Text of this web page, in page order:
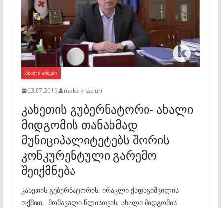
ᲐᲮᲐᲚᲘ ᲐᲛᲑᲔᲑᲘ
03.07.2019 maka khaziuri
კახეთის გუბერნატორი- ახალი
მიდგომის თანახმად
მუნიციპალიტეტებს შორის
კონკურენტული გარემო
შეიქმნება
კახეთის გუბერნატორის, ირაკლი ქადაგიშვილის
თქმით, მომავალი წლისთვის, ახალი მიდგომის